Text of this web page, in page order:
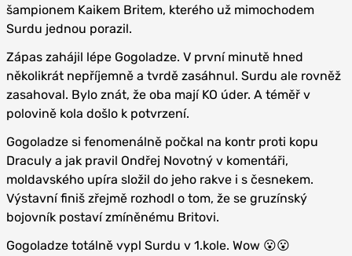
šampionem Kaikem Britem, kterého už mimochodem
Surdu jednou porazil.
Zápas zahájil lépe Gogoladze. V první minutě hned
několikrát nepříjemně a tvrdě zasáhnul. Surdu ale rovněž
zasahoval. Bylo znát, že oba mají KO úder. A téměř v
polovině kola došlo k potvrzení.
Gogoladze si fenomenálně počkal na kontr proti kopu
Draculy a jak pravil Ondřej Novotný v komentáři,
moldavského upíra složil do jeho rakve i s česnekem.
Výstavní finiš zřejmě rozhodl o tom, že se gruzínský
bojovník postaví zmíněnému Britovi.
Gogoladze totálně vypl Surdu v 1.kole. Wow 😮😮